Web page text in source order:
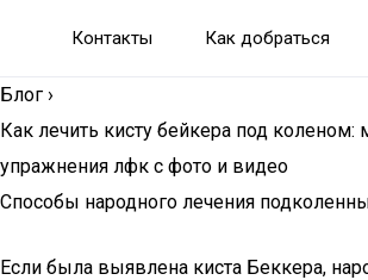
Контакты Как добраться
Блог ›
Как лечить кисту бейкера под
упражнения лфк с фото и видео
Способы народного лечения
Если была выявлена киста Беккера,